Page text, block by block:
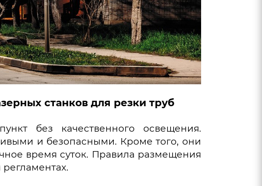
станков для резки труб
без качественного освещения.
и безопасными. Кроме того, они
время суток. Правила размещения